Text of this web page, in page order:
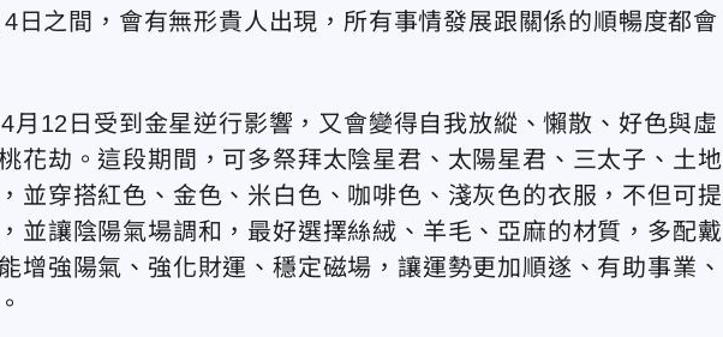
日之間，會有無形貴人出現，所有事情發展跟關係的順暢度都會
月12日受到金星逆行影響，又會變得自我放縱、懶散、好色與虛
花劫。這段期間，可多祭拜太陰星君、太陽星君、三太子、土地
並穿搭紅色、金色、米白色、咖啡色、淺灰色的衣服，不但可提
並讓陰陽氣場調和，最好選擇絲絨、羊毛、亞麻的材質，多配戴
增強陽氣、強化財運、穩定磁場，讓運勢更加順遂、有助事業、